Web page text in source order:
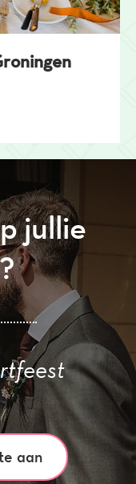
jullie
aan